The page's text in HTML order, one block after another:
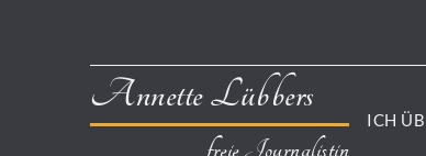
Annette Lübbers
ICH